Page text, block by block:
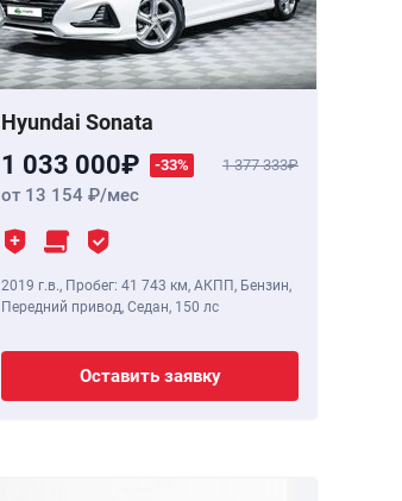
Hyundai Sonata
1 033 000 -33% 1 377 333
от 13 154 /мес
2019 г.в., Пробег: 41 743 км, АКПП, Бензин,
Передний привод, Седан, 150 лс
Оставить заявку